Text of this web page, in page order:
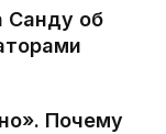
Санду об
Почему